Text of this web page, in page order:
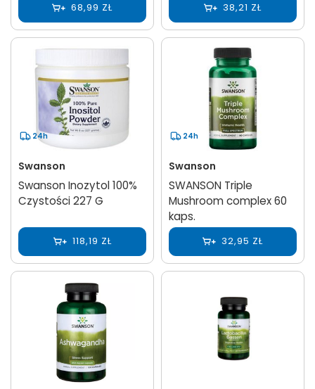
68,99 ZŁ 38,21 ZŁ
24h
Swanson
Swanson Inozytol 100%
Czystości 227 G
118,19 ZŁ
24h
Swanson
SWANSON Triple
Mushroom complex 60
kaps.
32,95 ZŁ